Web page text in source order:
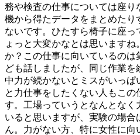
務や検査の仕事については座
機から得たデータをまとめたり
ないです。ひたすら椅子に座
ょっと大変かなとは思います
か？この仕事に向いているの
ども話しましたが、同じ作業
中力が続かないとミスがいっ
と力仕事をしたくない人もこの
す。工場っていうとなんとなく
いると思いますが、実験の場
ん。力がない方、特に女性に